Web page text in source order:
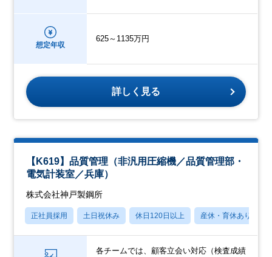
想定年収
625～1135万円
詳しく見る
【K619】品質管理（非汎用圧縮機／品質管理部・
電気計装室／兵庫）
株式会社神戸製鋼所
正社員採用 土日祝休み 休日120日以上 産休・育休あり
各チームでは、顧客立会い対応（検査成績